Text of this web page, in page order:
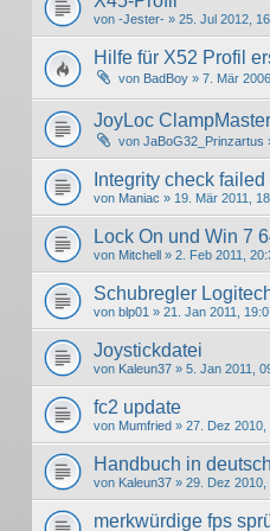
von -Jester- » 25. Jul 2012,
Hilfe für X52 Profil
von BadBoy » 7. Mär
JoyLoc ClampMaster
von JaBoG32_Prinzartus
Integrity check failed
von Maniac » 19. Mär 2011,
Lock On und Win 7
von Mitchell » 2. Feb 2011,
Schubregler
von blp01 » 21. Jan 2011,
Joystickdatei
von Kaleun37 » 5. Jan 2011,
fc2 update
von Mumfried » 27. Dez 2010,
Handbuch in
von Kaleun37 » 29. Dez 2010,
merkwürdige fps